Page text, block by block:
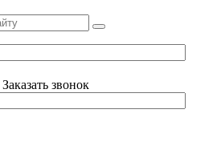
Заказать звонок